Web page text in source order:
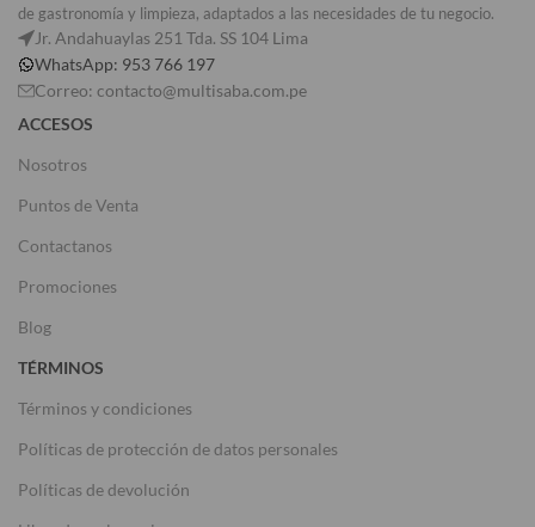
de gastronomía y limpieza, adaptados a las necesidades de tu negocio.
Jr. Andahuaylas 251 Tda. SS 104 Lima
WhatsApp: 953 766 197
Correo: contacto@multisaba.com.pe
ACCESOS
Nosotros
Puntos de Venta
Contactanos
Promociones
Blog
TÉRMINOS
Términos y condiciones
Políticas de protección de datos personales
Políticas de devolución